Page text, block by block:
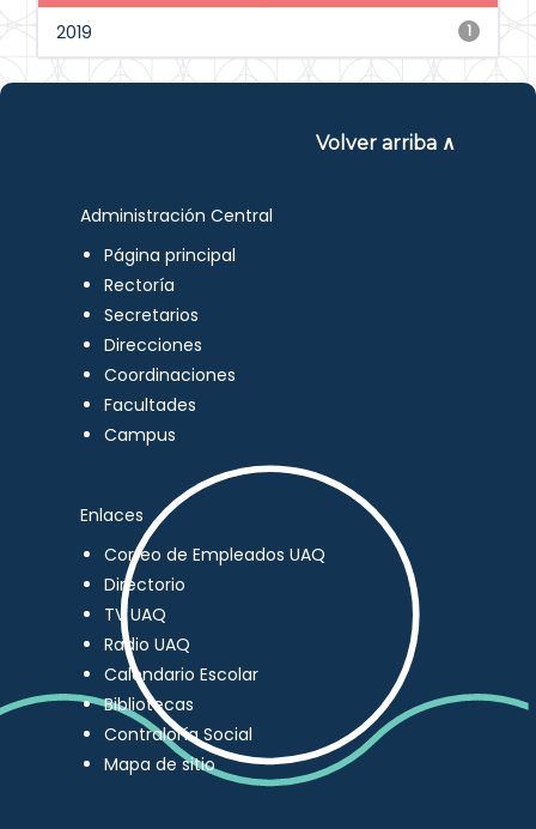
1
2019
Volver arriba ∧
Administración Central
Página principal
Rectoría
Secretarios
Direcciones
Coordinaciones
Facultades
Campus
Enlaces
Correo de Empleados UAQ
Directorio
TV UAQ
Radio UAQ
Calendario Escolar
Bibliotecas
Contraloría Social
Mapa de sitio